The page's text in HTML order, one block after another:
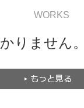
WORKS
りません。